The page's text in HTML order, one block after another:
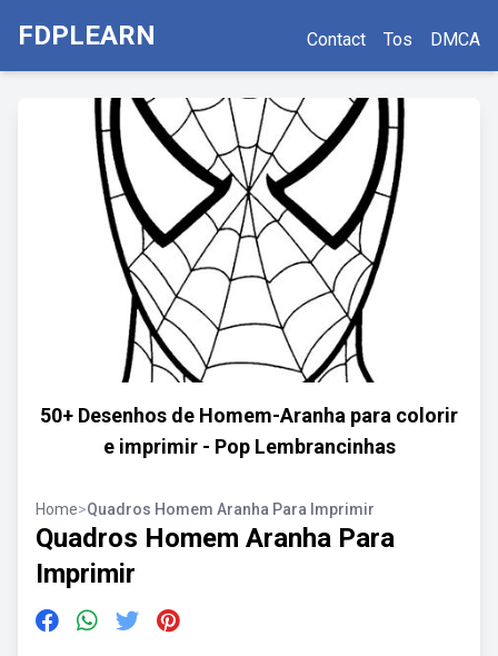
FDPLEARN Contact Tos DMCA
50+ Desenhos de Homem-Aranha para colorir
e imprimir - Pop Lembrancinhas
Home>Quadros Homem Aranha Para Imprimir
Quadros Homem Aranha Para
Imprimir